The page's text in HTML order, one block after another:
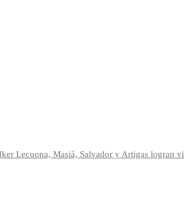
Lecuona, Masiá, Salvador y Artigas logran